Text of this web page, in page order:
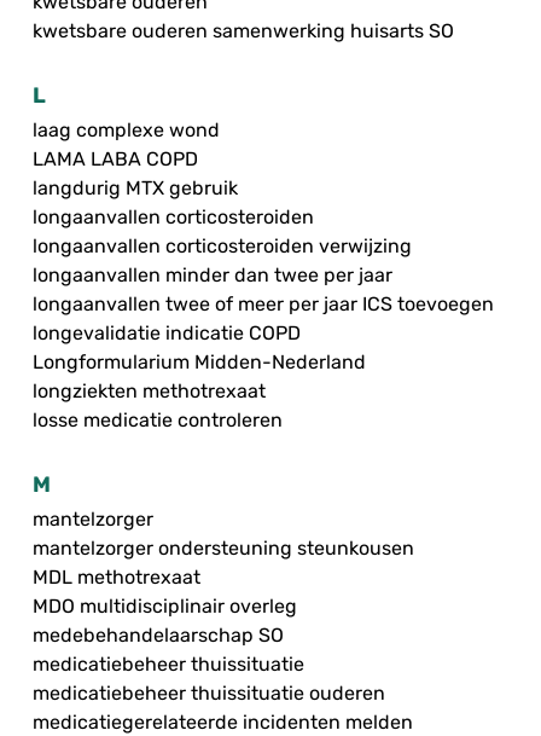
kwetsbare ouderen samenwerking huisarts SO
L
laag complexe wond
LAMA LABA COPD
langdurig MTX gebruik
longaanvallen corticosteroiden
longaanvallen corticosteroiden verwijzing
longaanvallen minder dan twee per jaar
longaanvallen twee of meer per jaar ICS toevoegen
longevalidatie indicatie COPD
Longformularium Midden-Nederland
longziekten methotrexaat
losse medicatie controleren
M
mantelzorger
mantelzorger ondersteuning steunkousen
MDL methotrexaat
MDO multidisciplinair overleg
medebehandelaarschap SO
medicatiebeheer thuissituatie
medicatiebeheer thuissituatie ouderen
medicatiegerelateerde incidenten melden